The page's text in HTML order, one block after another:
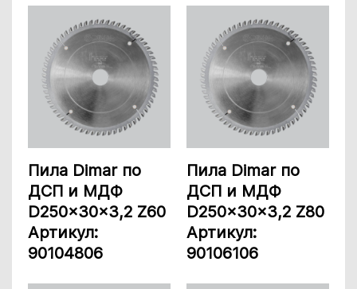
Пила Dimar по
ДСП и МДФ
D250x30x3,2 Z60
Артикул:
90104806
Пила Dimar по
ДСП и МДФ
D250x30x3,2 Z80
Артикул:
90106106